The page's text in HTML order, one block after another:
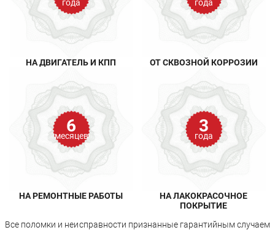
года
НА ДВИГАТЕЛЬ И КПП
года
ОТ СКВОЗНОЙ КОРРОЗИИ
6
месяцев
НА РЕМОНТНЫЕ РАБОТЫ
3
года
НА ЛАКОКРАСОЧНОЕ
ПОКРЫТИЕ
Все поломки и неисправности признанные гарантийным случаем